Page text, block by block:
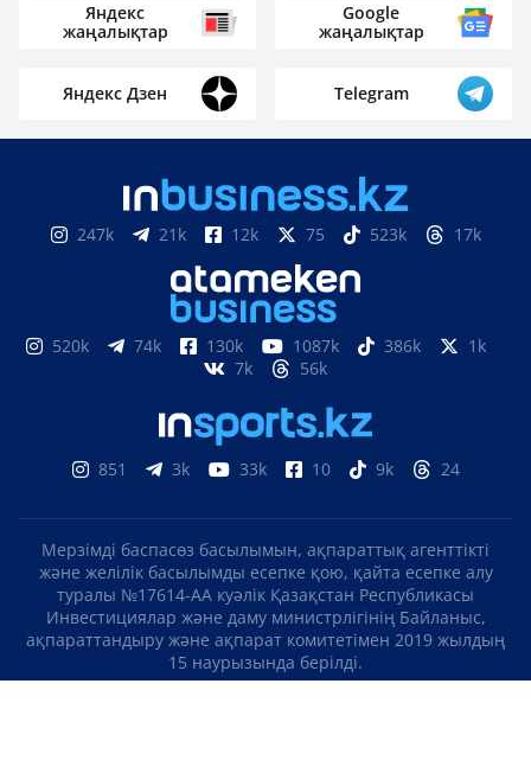
Яндекс
жаңалықтар
Google
жаңалықтар
Яндекс Дзен Telegram
247k 21k 12k 75 523k 17k
520k 74k 130k 1087k 386k
1k
7k
56k
851 3k 33k 10 9k 24
Мерзімді баспасөз басылымын, ақпараттық агенттікті
және желілік басылымды есепке қою, қайта есепке алу
туралы №17614-АА куәлік Қазақстан Республикасы
Инвестициялар және даму министрлігінің Байланыс,
ақпараттандыру және ақпарат комитетімен 2019 жылдың
15 наурызында берілді.